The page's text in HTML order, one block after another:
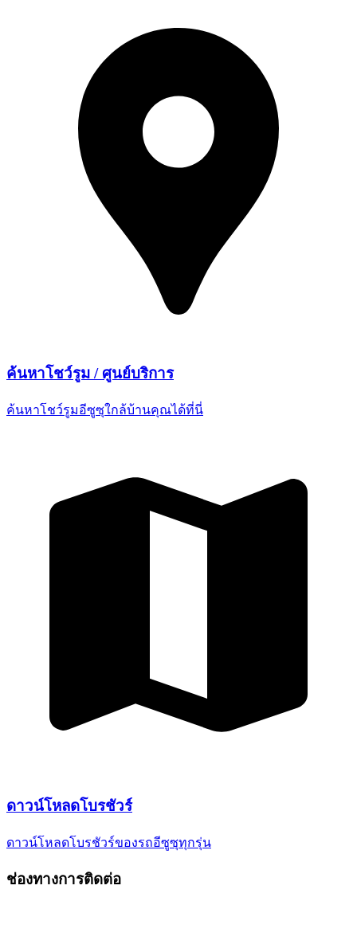
ค้นหาโชว์รูม / ศูนย์บริการ
ค้นหาโชว์รูมอีซูซุใกล้บ้านคุณได้ที่นี่
ดาวน์โหลดโบรชัวร์
ดาวน์โหลดโบรชัวร์ของรถอีซูซุทุกรุ่น
ช่องทางการติดต่อ